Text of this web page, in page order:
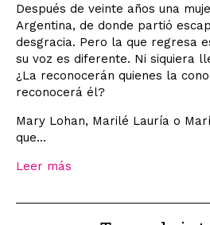
Después de veinte años una
Argentina, de donde partió
desgracia. Pero la que regresa
su voz es diferente. Ni siquiera
¿La reconocerán quienes la
reconocerá él?
Mary Lohan, Marilé Lauría o
que...
Leer más